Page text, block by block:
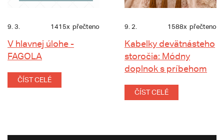
9. 3. 1415x přečteno
V hlavnej úlohe -
FAGOLA
ČÍST CELÉ
9. 2. 1588x přečteno
Kabelky devätnásteho
storočia: Módny
doplnok s príbehom
ČÍST CELÉ